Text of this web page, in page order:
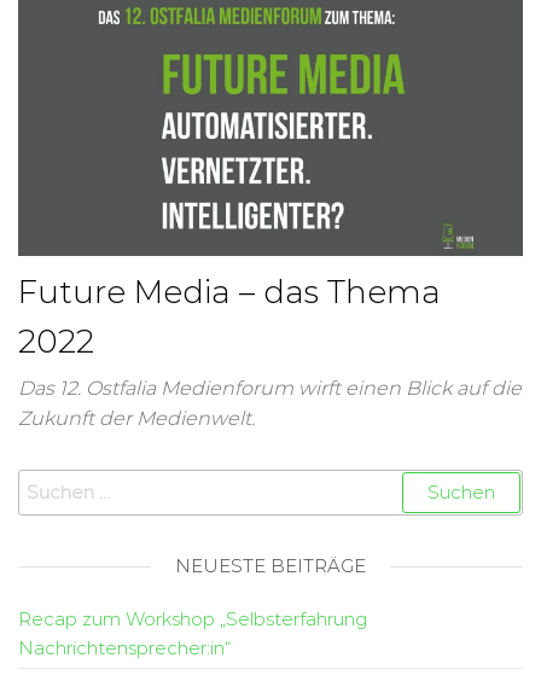
Future Media – das Thema
2022
Das 12. Ostfalia Medienforum wirft einen Blick auf die
Zukunft der Medienwelt.
NEUESTE BEITRÄGE
Recap zum Workshop „Selbsterfahrung
Nachrichtensprecher:in“